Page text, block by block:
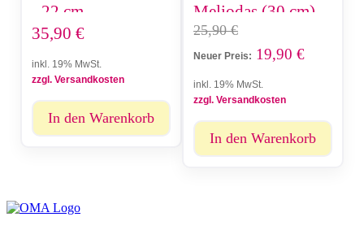
- 22 cm
35,90 €
inkl. 19% MwSt.
zzgl. Versandkosten
In den Warenkorb
Meliodas (30 cm)
25,90€
Neuer Preis: 19,90 €
inkl. 19% MwSt.
zzgl. Versandkosten
In den Warenkorb